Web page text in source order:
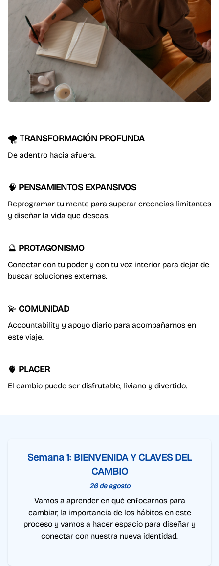
🌪️ TRANSFORMACIÓN PROFUNDA
De adentro hacia afuera.
🧠 PENSAMIENTOS EXPANSIVOS
Reprogramar tu mente para superar creencias limitantes
y diseñar la vida que deseas.
🔮 PROTAGONISMO
Conectar con tu poder y con tu voz interior para dejar de
buscar soluciones externas.
💫 COMUNIDAD
Accountability y apoyo diario para acompañarnos en
este viaje.
🫀 PLACER
El cambio puede ser disfrutable, liviano y divertido.
Semana 1: BIENVENIDA Y CLAVES DEL
CAMBIO
26 de agosto
Vamos a aprender en qué enfocarnos para
cambiar, la importancia de los hábitos en este
proceso y vamos a hacer espacio para diseñar y
conectar con nuestra nueva identidad.